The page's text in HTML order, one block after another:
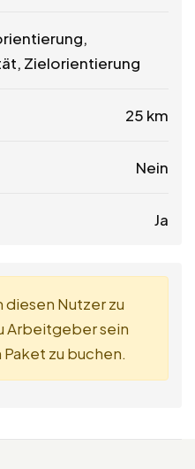
Zielorientierung
25 km
Nein
Ja
diesen Nutzer zu
Arbeitgeber sein
Paket zu buchen.